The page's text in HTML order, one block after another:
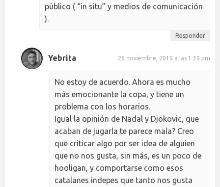
público ( “in situ” y medios de comunicación
).
Responder
Yebrita 26 noviembre, 2019 a las 1:39 pm
No estoy de acuerdo. Ahora es mucho
más emocionante la copa, y tiene un
problema con los horarios.
Igual la opinión de Nadal y Djokovic, que
acaban de jugarla te parece mala? Creo
que criticar algo por ser idea de alguien
que no nos gusta, sin más, es un poco de
hooligan, y comportarse como esos
catalanes indepes que tanto nos gusta